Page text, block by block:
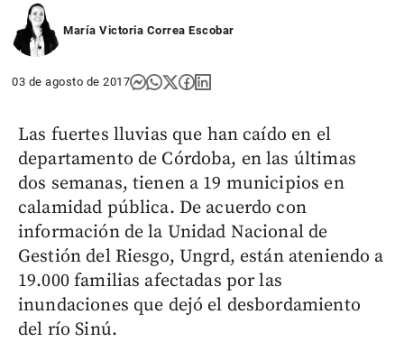
María Victoria Correa Escobar
03 de agosto de 2017
Las fuertes lluvias que han caído en el
departamento de Córdoba, en las últimas
dos semanas, tienen a 19 municipios en
calamidad pública. De acuerdo con
información de la Unidad Nacional de
Gestión del Riesgo, Ungrd, están ateniendo a
19.000 familias afectadas por las
inundaciones que dejó el desbordamiento
del río Sinú.